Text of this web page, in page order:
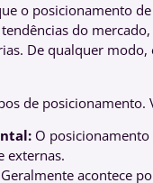
o posicionamento
do
De qualquer
de posicionamento.
O posicionamento
externas.
Geralmente acontece